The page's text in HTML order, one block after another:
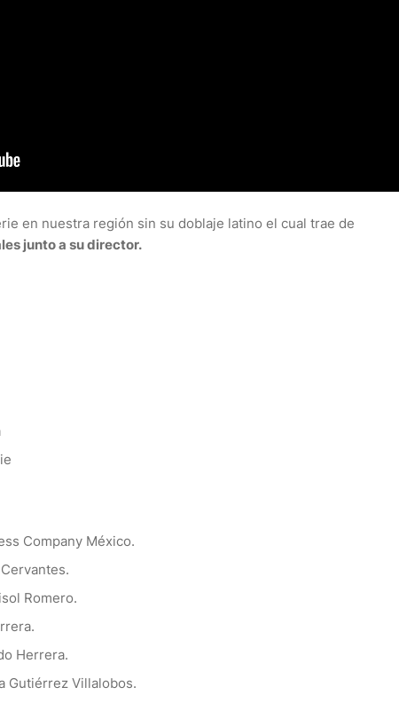
en nuestra región sin su doblaje latino el cual trae de
junto a su director.
Company México.
Romero.
Herrera.
Gutiérrez Villalobos.